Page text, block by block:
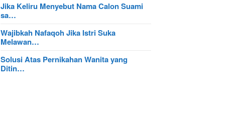
Jika Keliru Menyebut Nama Calon Suami
sa…
Wajibkah Nafaqoh Jika Istri Suka
Melawan…
Solusi Atas Pernikahan Wanita yang
Ditin…